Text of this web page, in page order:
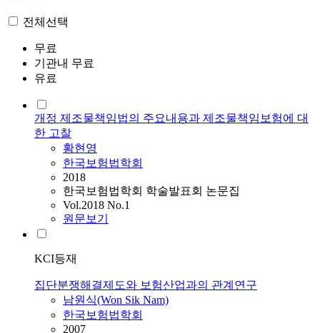
전체선택
무료
기관내 무료
유료
개정 제조물책임법의 주요내용과 제조물책임보험에 대
한 고찰
황현영
한국보험법학회
2018
한국보험법학회 학술발표회 논문집
Vol.2018 No.1
원문보기
KCI등재
집단분쟁해결제도와 보험산업과의 관계연구
남원식(Won Sik Nam)
한국보험법학회
2007